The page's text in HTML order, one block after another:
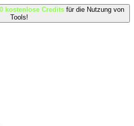
kostenlose Credits für die Nutzung von
Tools!